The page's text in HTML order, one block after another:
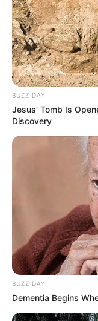
10 Pose
Mainstream
Banget
8 Kata Lucu
Minggu ala
Ngenes
BUZZ DAY
Jesus' Tomb Is
Discovery
BUZZ DAY
Dementia Begins